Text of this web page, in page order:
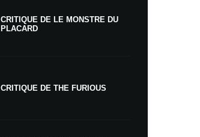
CRITIQUE DE LE MONSTRE DU
PLACARD
CRITIQUE DE THE FURIOUS